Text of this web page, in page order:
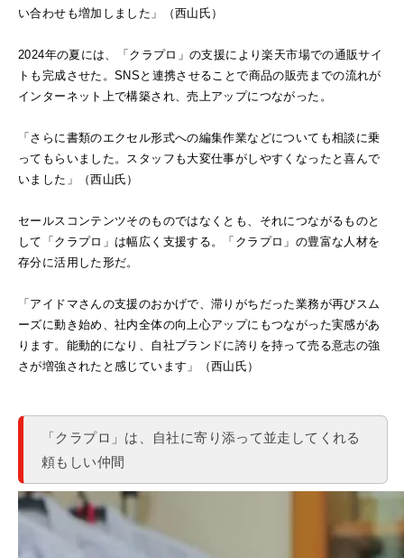
い合わせも増加しました」（西山氏）
2024年の夏には、「クラプロ」の支援により楽天市場での通販サイ
トも完成させた。SNSと連携させることで商品の販売までの流れが
インターネット上で構築され、売上アップにつながった。
「さらに書類のエクセル形式への編集作業などについても相談に乗
ってもらいました。スタッフも大変仕事がしやすくなったと喜んで
いました」（西山氏）
セールスコンテンツそのものではなくとも、それにつながるものと
して「クラプロ」は幅広く支援する。「クラプロ」の豊富な人材を
存分に活用した形だ。
「アイドマさんの支援のおかげで、滞りがちだった業務が再びスム
ーズに動き始め、社内全体の向上心アップにもつながった実感があ
ります。能動的になり、自社ブランドに誇りを持って売る意志の強
さが増強されたと感じています」（西山氏）
「クラプロ」は、自社に寄り添って並走してくれる
頼もしい仲間